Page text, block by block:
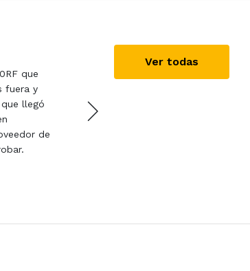
que
fuera y
llegó
de
Ver todas